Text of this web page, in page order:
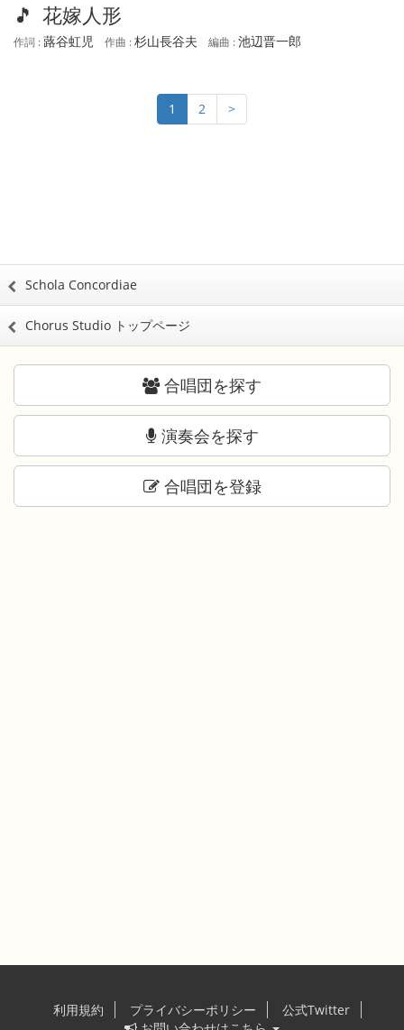
🎵 花嫁人形
作詞 :蕗谷虹児 作曲 :杉山長谷夫 編曲 :池辺晋一郎
1 2 >
Schola Concordiae
Chorus Studio トップページ
合唱団を探す
演奏会を探す
合唱団を登録
利用規約 プライバシーポリシー
公式Twitter